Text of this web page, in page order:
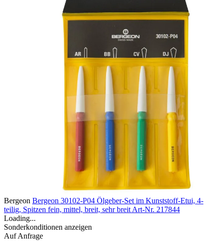
Bergeon Bergeon 30102-P04 Ölgeber-Set im Kunststoff-Etui, 4-
teilig, Spitzen fein, mittel, breit, sehr breit Art-Nr. 217844
Loading...
Sonderkonditionen anzeigen
Auf Anfrage